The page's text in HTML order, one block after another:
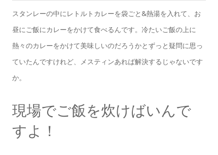
スタンレーの中にレトルトカレーを袋ごと&熱湯を入れて、お
昼にご飯にカレーをかけて食べるんです。冷たいご飯の上に
熱々のカレーをかけて美味しいのだろうかとずっと疑問に思っ
ていたんですけれど、メスティンあれば解決するじゃないです
か。
現場でご飯を炊けばいんで
すよ！